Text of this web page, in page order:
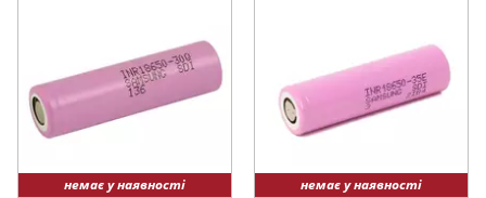
немає у наявності
немає у наявності